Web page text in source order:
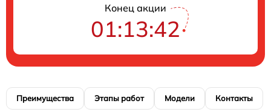
Конец акции
01:13:42
Преимущества Этапы работ Модели Контакты